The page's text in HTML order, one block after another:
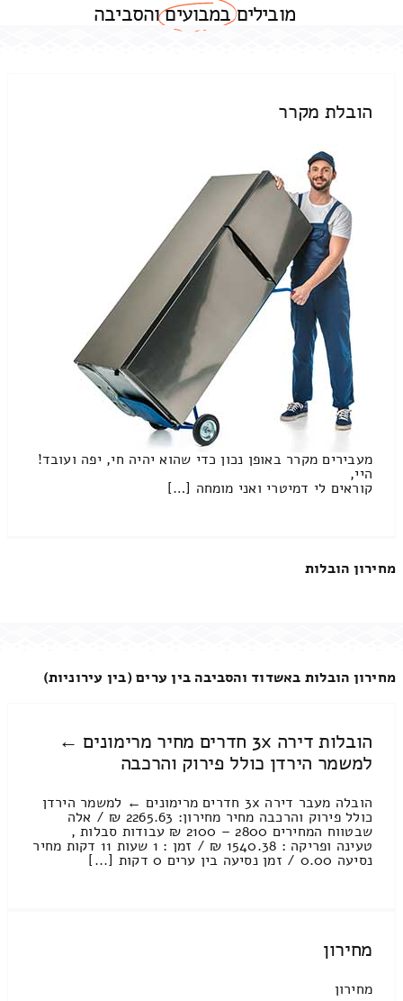
מוביליםבמבועיםוהסביבה
הובלת מקרר
מעבירים מקרר באופן נכון כדי שהוא יהיה חי, יפה ועובד!
היי,
קוראים לי דמיטרי ואני מומחה […]
מחירון הובלות
מחירון הובלות באשדוד והסביבה בין ערים (בין עירוניות)
הובלות דירה 3x חדרים מחיר מרימונים ←
למשמר הירדן כולל פירוק והרכבה
הובלה מעבר דירה 3x חדרים מרימונים ← למשמר הירדן
כולל פירוק והרכבה מחיר מחירון: 2265.63 ₪ / אלה
שבטווח המחירים 2800 – 2100 ₪ עבודות סבלות ,
טעינה ופריקה : 1540.38 ₪ / זמן : 1 שעות 11 דקות מחיר
נסיעה 0.00 / זמן נסיעה בין ערים 0 דקות [...]
מחירון
מחירון